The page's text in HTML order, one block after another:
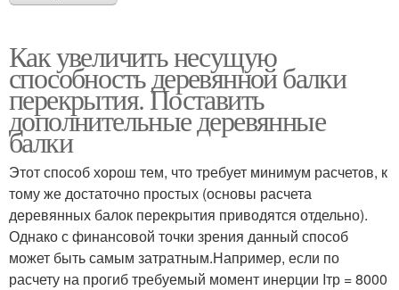
Как увеличить несущую
способность деревянной балки
перекрытия. Поставить
дополнительные деревянные
балки
Этот способ хорош тем, что требует минимум расчетов, к
тому же достаточно простых (основы расчета
деревянных балок перекрытия приводятся отдельно).
Однако с финансовой точки зрения данный способ
может быть самым затратным.Например, если по
расчету на прогиб требуемый момент инерции Iтр = 8000